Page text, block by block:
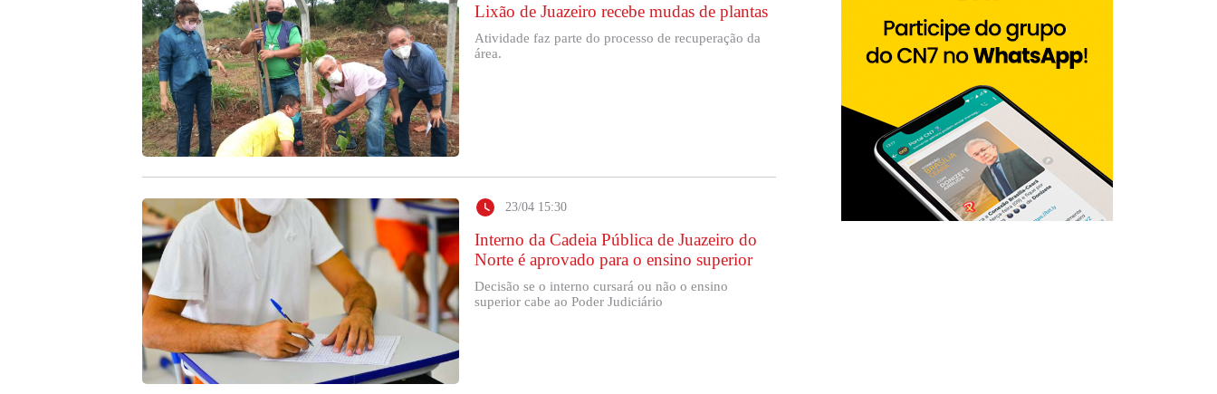
Lixão de Juazeiro recebe mudas de plantas
Atividade faz parte do processo de recuperação da
área.
23/04 15:30
Interno da Cadeia Pública de Juazeiro do
Norte é aprovado para o ensino superior
Decisão se o interno cursará ou não o ensino
superior cabe ao Poder Judiciário